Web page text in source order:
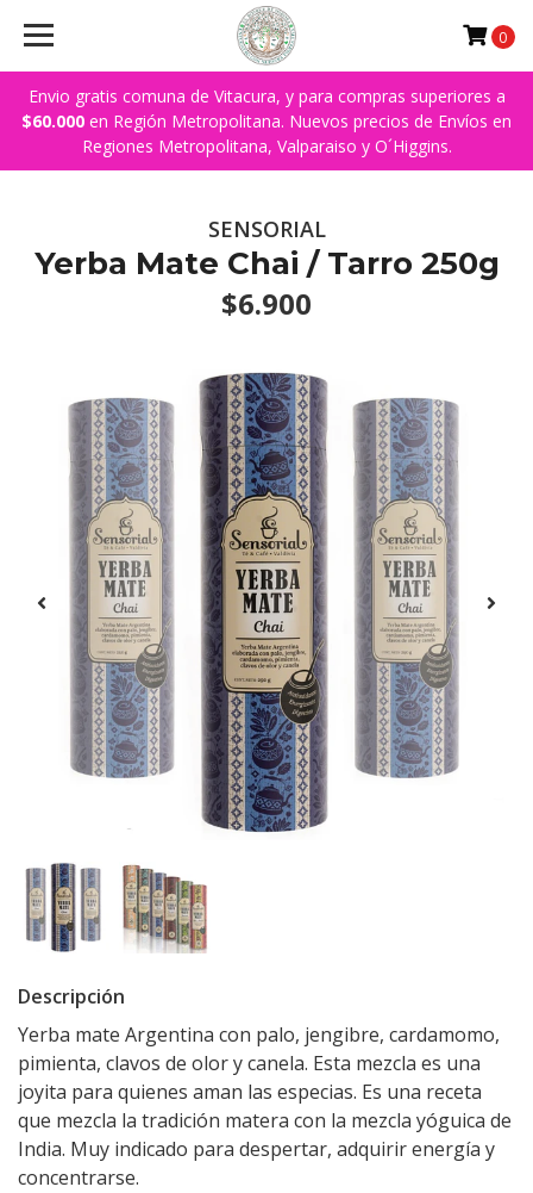
Envio gratis comuna de Vitacura, y para compras superiores a
$60.000 en Región Metropolitana. Nuevos precios de Envíos en
Regiones Metropolitana, Valparaiso y O´Higgins.
0
SENSORIAL
Yerba Mate Chai / Tarro 250g
$6.900
Descripción
Yerba mate Argentina con palo, jengibre, cardamomo,
pimienta, clavos de olor y canela. Esta mezcla es una
joyita para quienes aman las especias. Es una receta
que mezcla la tradición matera con la mezcla yóguica de
India. Muy indicado para despertar, adquirir energía y
concentrarse.